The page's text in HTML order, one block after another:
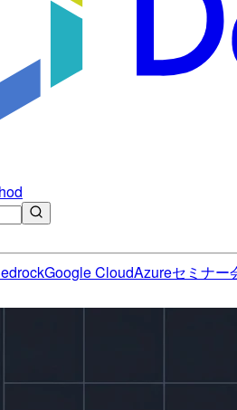
Google CloudAzureセミナー